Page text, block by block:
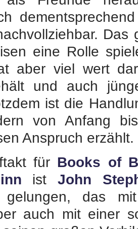
eine Rolle
aber viel wert
und auch
ist die
von Anfang
Anspruch erzählt.
für Books of
istJohn
gelungen, das
auch mit einer